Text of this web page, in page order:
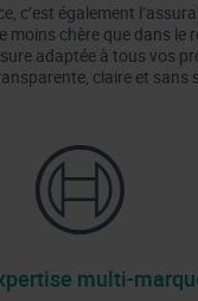
c’est également
moins chère que dans le
adaptée à tous vos
claire et sans
multi-